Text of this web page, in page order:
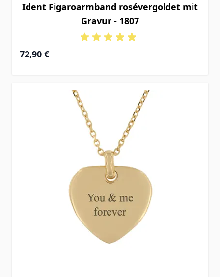
Ident Figaroarmband rosévergoldet mit
Gravur - 1807
Ab
72,90 €